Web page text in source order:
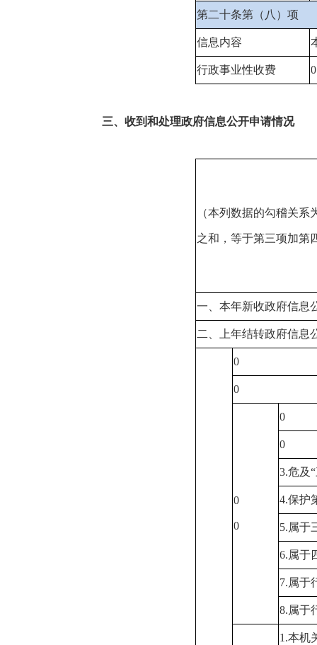
第二十条第（八）项
信息内容
行政事业性收费 0
三、收到和处理政府信息公开申请情况
（本列数据的勾稽关系
之和，等于第三项加第
一、本年新收政府信息
二、上年结转政府信息
0
0
0
0
0
0
3.危及
4.保护
5.属于
6.属于
7.属于
8.属于
1.本机